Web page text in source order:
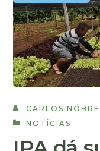
CARLOS
NOTÍCIAS